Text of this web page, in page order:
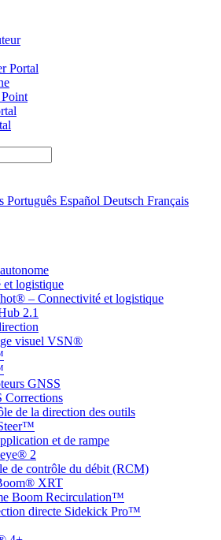
Portal
Português Español Deutsch Français
logistique
– Connectivité et logistique
2.1
visuel VSN®
GNSS
Corrections
de la direction des outils
et de rampe
2
de contrôle du débit (RCM)
XRT
Boom Recirculation™
directe Sidekick Pro™